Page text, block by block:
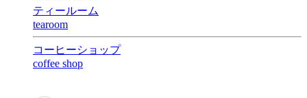
ティールーム
tearoom
コーヒーショップ
coffee shop